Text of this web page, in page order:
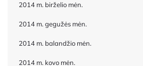
2014 m. birželio mėn.
2014 m. gegužės mėn.
2014 m. balandžio mėn.
2014 m. kovo mėn.